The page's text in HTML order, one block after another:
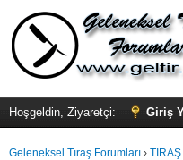
Hoşgeldin, Ziyaretçi: Giriş
Geleneksel Tıraş Forumları ›